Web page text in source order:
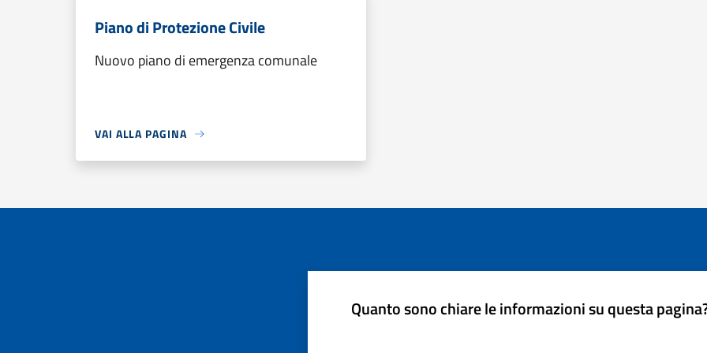
Piano di Protezione Civile
Nuovo piano di emergenza comunale
VAI ALLA PAGINA
Quanto sono chiare le informazioni su questa